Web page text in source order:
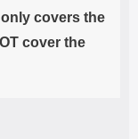
covers the
cover the